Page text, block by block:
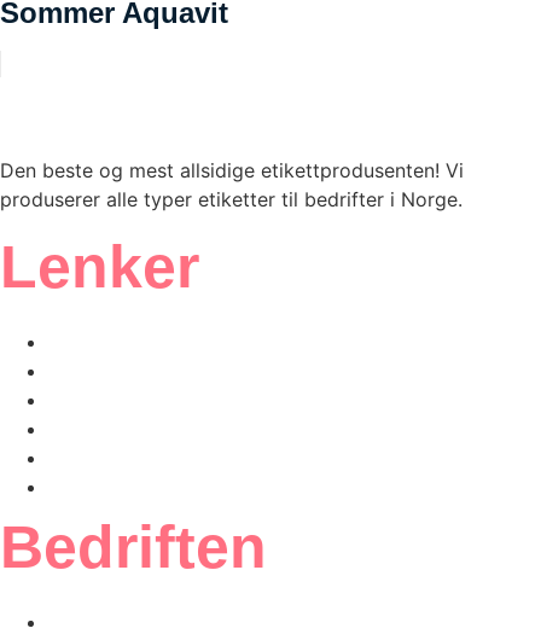
Sommer Aquavit
Den beste og mest allsidige etikettprodusenten! Vi
produserer alle typer etiketter til bedrifter i Norge.
Lenker
Bedriften